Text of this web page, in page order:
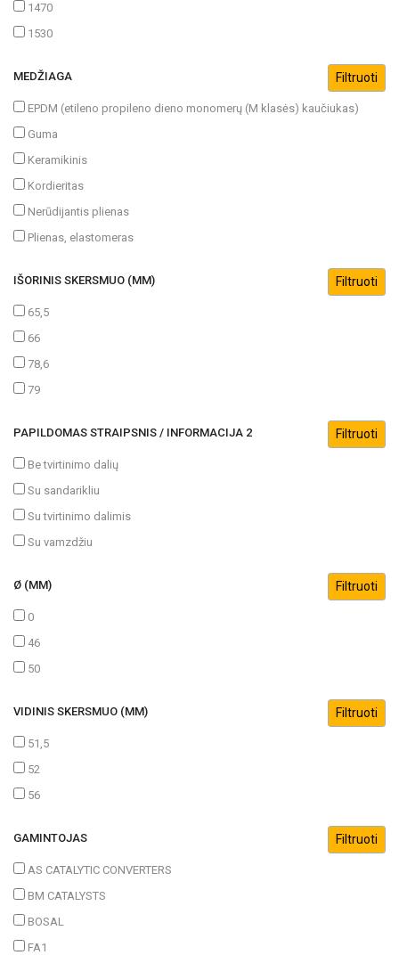
1470
1530
MEDŽIAGA
EPDM (etileno propileno dieno monomerų (M klasės) kaučiukas)
Guma
Keramikinis
Kordieritas
Nerūdijantis plienas
Plienas, elastomeras
IŠORINIS SKERSMUO (MM)
65,5
66
78,6
79
PAPILDOMAS STRAIPSNIS / INFORMACIJA 2
Be tvirtinimo dalių
Su sandarikliu
Su tvirtinimo dalimis
Su vamzdžiu
Ø (MM)
0
46
50
VIDINIS SKERSMUO (MM)
51,5
52
56
GAMINTOJAS
AS CATALYTIC CONVERTERS
BM CATALYSTS
BOSAL
FA1